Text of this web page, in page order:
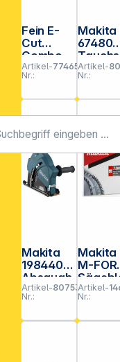
Fein E-
Cut
Combo
Starlock
WOOD &
METAL
Artikel-
Nr.:
774650
Makita
67480
gebl.-
4Stk
Artikel-
Nr.:
Makita
198440-5
Absaugh
aube
Trennen
230mm
Artikel-
Nr.:
807536
Makita
M-
t
Artikel-
Nr.: